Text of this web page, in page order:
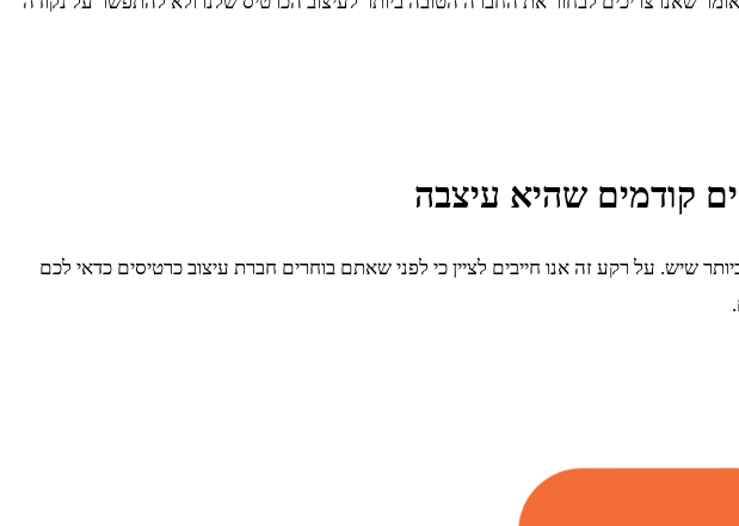
קודמים שהיא עיצבה
שיש. על רקע זה אנו חייבים לציין כי לפני שאתם בוחרים חברת עיצוב כרטיסים כדאי לכם